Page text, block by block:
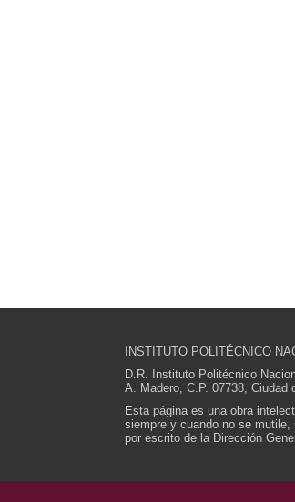
INSTITUTO POLITÉCNICO
D.R. Instituto Politécnico
A. Madero, C.P. 07738, Ciudad
Esta página es una obra
siempre y cuando no se
por escrito de la Dirección